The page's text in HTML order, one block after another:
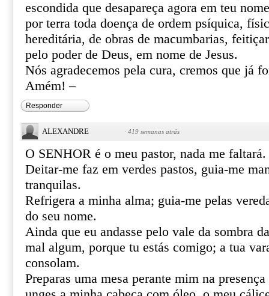
escondida que desapareça agora em teu
por terra toda doença de ordem psíquica,
hereditária, de obras de macumbarias,
pelo poder de Deus, em nome de Jesus.
Nós agradecemos pela cura, cremos que já
Amém! –
Responder
ALEXANDRE · 419 semanas atrás
O SENHOR é o meu pastor, nada me faltará.
Deitar-me faz em verdes pastos, guia-me
tranquilas.
Refrigera a minha alma; guia-me pelas
do seu nome.
Ainda que eu andasse pelo vale da sombra
mal algum, porque tu estás comigo; a tua
consolam.
Preparas uma mesa perante mim na